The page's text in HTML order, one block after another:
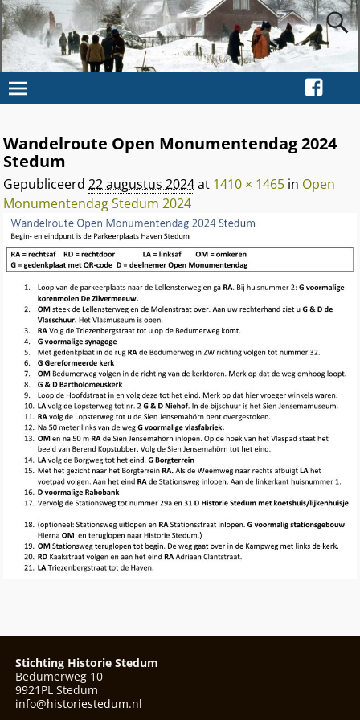
Afbeeldingsnavigatie
Wandelroute Open Monumentendag 2024
Stedum
Gepubliceerd22 augustus 2024at 1410 × 1465 in Open
Monumentendag Stedum 2024
Afbeeldingsnavigatie
Stichting Historie Stedum
Bedumerweg 10
9921PL Stedum
info@historiestedum.nl